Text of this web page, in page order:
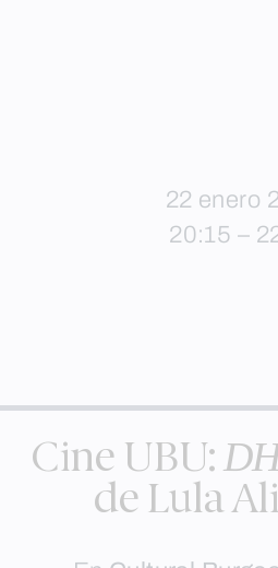
22 enero
20:15 –
Cine UBU:
de Lula